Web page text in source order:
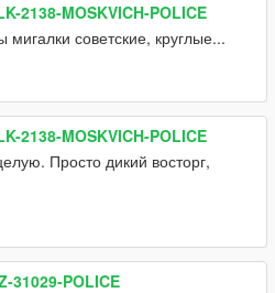
2138-MOSKVICH-POLICE
советские, круглые...
2138-MOSKVICH-POLICE
Просто дикий восторг,
31029-POLICE